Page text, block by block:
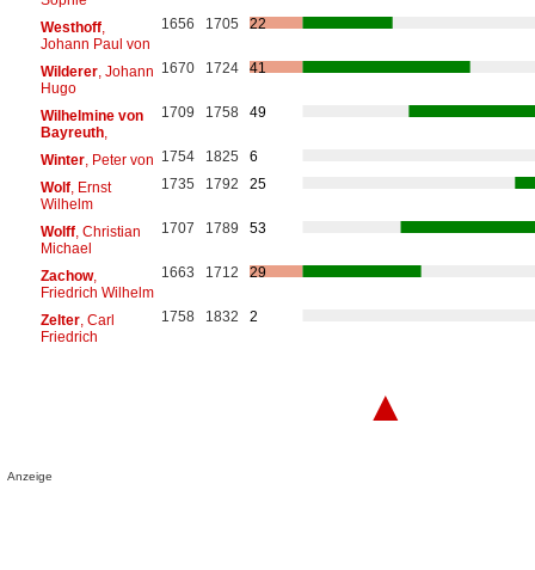
Westhoff,
Johann Paul von
1656 1705 22
Wilderer, Johann
Hugo
1670 1724 41
Wilhelmine von
Bayreuth,
1709 1758 49
Winter, Peter von 1754 1825
6
Wolf, Ernst
Wilhelm
1735 1792 25
Wolff, Christian
Michael
1707 1789 53
Zachow,
Friedrich Wilhelm
1663 1712 29
Zelter, Carl
Friedrich
1758 1832 2
▲
Anzeige